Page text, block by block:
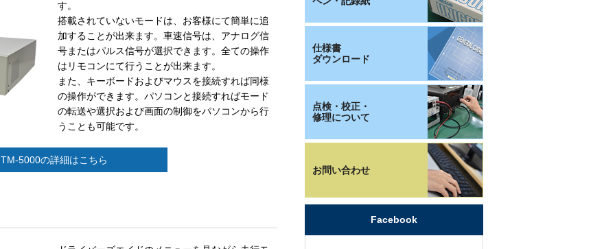
す。
搭載されていないモードは、お客様にて簡単に追
加することが出来ます。車速信号は、アナログ信
号またはパルス信号が選択できます。全ての操作
はリモコンにて行うことが出来ます。
また、キーボードおよびマウスを接続すれば同様
の操作ができます。パソコンと接続すればモード
の転送や選択および画面の制御をパソコンから行
うことも可能です。
TM-5000の詳細はこちら
仕様書
ダウンロード
点検・校正・
修理について
お問い合わせ
Facebook